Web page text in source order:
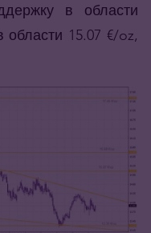
в области
области 15.07 €/oz,